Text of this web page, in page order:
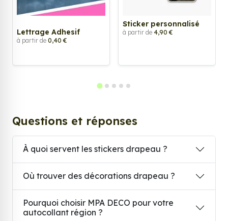
Lettrage Adhesif
à partir de 0,40 €
Sticker personnalisé
à partir de 4,90 €
Questions et réponses
À quoi servent les stickers drapeau ?
Où trouver des décorations drapeau ?
Pourquoi choisir MPA DECO pour votre
autocollant région ?